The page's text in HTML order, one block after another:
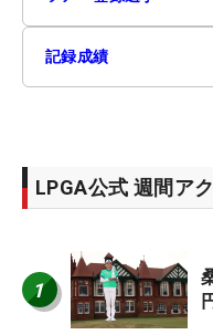
記録成績
LPGA公式 週間ア
1